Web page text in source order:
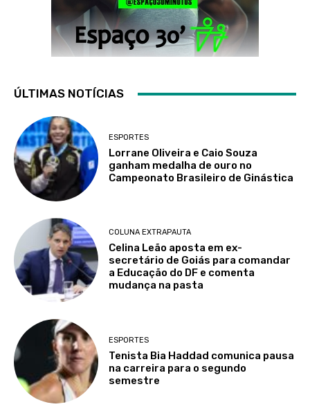
ÚLTIMAS NOTÍCIAS
ESPORTES
Lorrane Oliveira e Caio Souza
ganham medalha de ouro no
Campeonato Brasileiro de Ginástica
COLUNA EXTRAPAUTA
Celina Leão aposta em ex-
secretário de Goiás para comandar
a Educação do DF e comenta
mudança na pasta
ESPORTES
Tenista Bia Haddad comunica pausa
na carreira para o segundo
semestre